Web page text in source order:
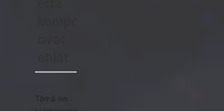
Tämä on